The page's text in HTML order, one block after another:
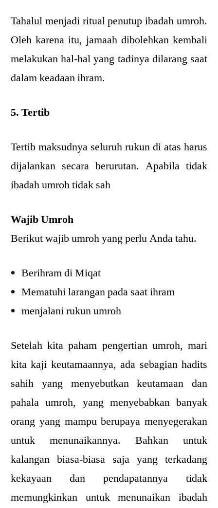
Tahalul menjadi ritual penutup ibadah umroh.
Oleh karena itu, jamaah dibolehkan kembali
melakukan hal-hal yang tadinya dilarang saat
dalam keadaan ihram.
5. Tertib
Tertib maksudnya seluruh rukun di atas harus
dijalankan secara berurutan. Apabila tidak
ibadah umroh tidak sah
Wajib Umroh
Berikut wajib umroh yang perlu Anda tahu.
Berihram di Miqat
Mematuhi larangan pada saat ihram
menjalani rukun umroh
Setelah kita paham pengertian umroh, mari
kita kaji keutamaannya, ada sebagian hadits
sahih yang menyebutkan keutamaan dan
pahala umroh, yang menyebabkan banyak
orang yang mampu berupaya menyegerakan
untuk menunaikannya. Bahkan untuk
kalangan biasa-biasa saja yang terkadang
kekayaan dan pendapatannya tidak
memungkinkan untuk menunaikan ibadah